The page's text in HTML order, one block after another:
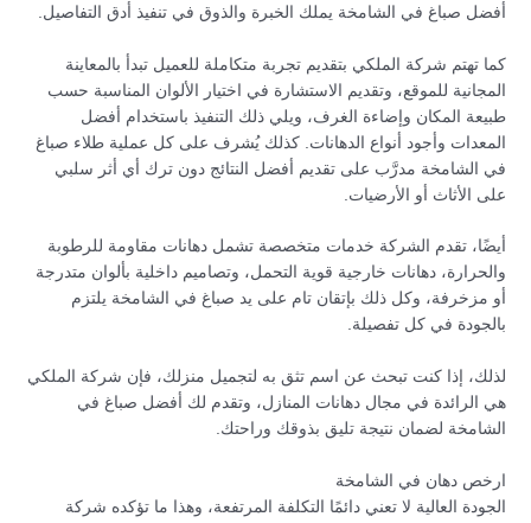
أفضل صباغ في الشامخة يملك الخبرة والذوق في تنفيذ أدق التفاصيل.
كما تهتم شركة الملكي بتقديم تجربة متكاملة للعميل تبدأ بالمعاينة
المجانية للموقع، وتقديم الاستشارة في اختيار الألوان المناسبة حسب
طبيعة المكان وإضاءة الغرف، ويلي ذلك التنفيذ باستخدام أفضل
المعدات وأجود أنواع الدهانات. كذلك يُشرف على كل عملية طلاء صباغ
في الشامخة مدرَّب على تقديم أفضل النتائج دون ترك أي أثر سلبي
على الأثاث أو الأرضيات.
أيضًا، تقدم الشركة خدمات متخصصة تشمل دهانات مقاومة للرطوبة
والحرارة، دهانات خارجية قوية التحمل، وتصاميم داخلية بألوان متدرجة
أو مزخرفة، وكل ذلك بإتقان تام على يد صباغ في الشامخة يلتزم
بالجودة في كل تفصيلة.
لذلك، إذا كنت تبحث عن اسم تثق به لتجميل منزلك، فإن شركة الملكي
هي الرائدة في مجال دهانات المنازل، وتقدم لك أفضل صباغ في
الشامخة لضمان نتيجة تليق بذوقك وراحتك.
ارخص دهان في الشامخة
الجودة العالية لا تعني دائمًا التكلفة المرتفعة، وهذا ما تؤكده شركة